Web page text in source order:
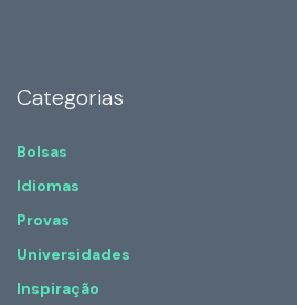
Categorias
Bolsas
Idiomas
Provas
Universidades
Inspiração